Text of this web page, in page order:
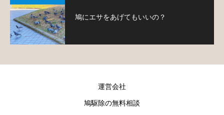
鳩にエサをあげてもいいの？
運営会社
鳩駆除の無料相談